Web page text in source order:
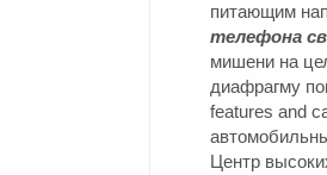
питающим
телефона
мишени на
диафрагму
features and
Центр